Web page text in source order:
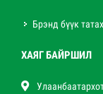
Брэнд бүүк татах
ХАЯГ БАЙРШИЛ